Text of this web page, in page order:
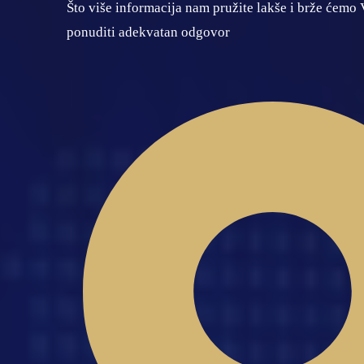
Što više informacija nam pružite lakše i brže ćemo
ponuditi adekvatan odgovor